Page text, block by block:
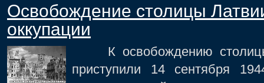
Освобождение столицы
оккупации
К освобождению столицы
приступили 14 сентября